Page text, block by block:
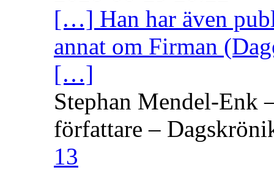
[…] Han har även
annat om Firman
[…]
Stephan Mendel-Enk
författare –
13